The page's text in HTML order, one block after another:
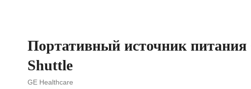
Портативный источник
Shuttle
GE Healthcare